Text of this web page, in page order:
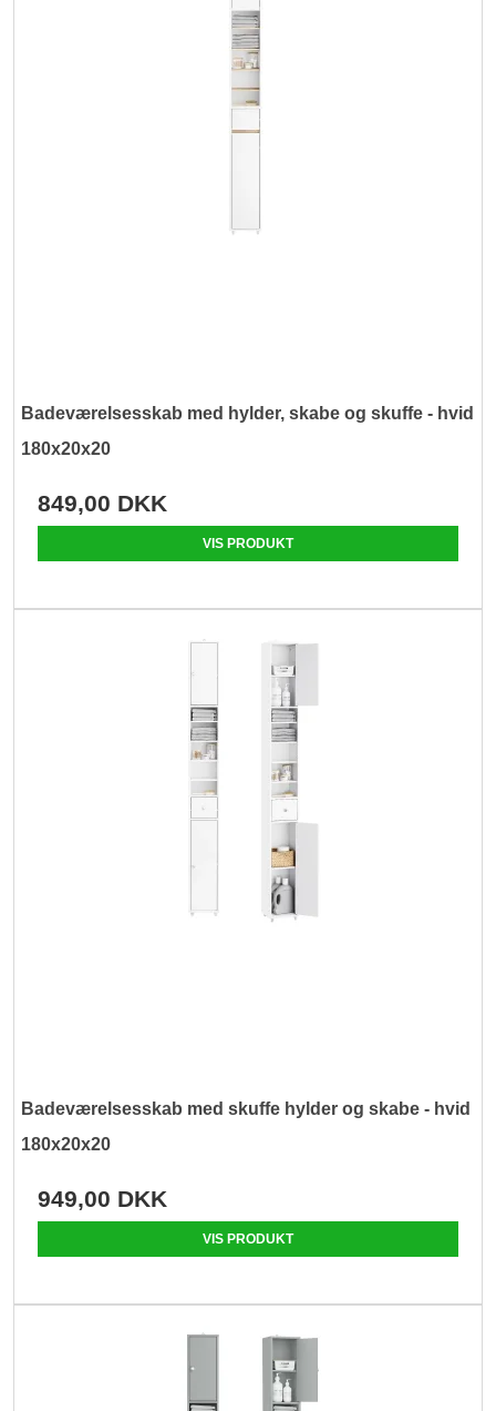
Badeværelsesskab med hylder, skabe og skuffe - hvid
180x20x20
849,00 DKK
VIS PRODUKT
Badeværelsesskab med skuffe hylder og skabe - hvid
180x20x20
949,00 DKK
VIS PRODUKT